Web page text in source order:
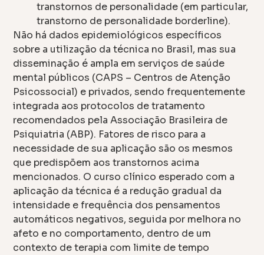
transtornos de personalidade (em particular,
transtorno de personalidade borderline).
Não há dados epidemiológicos específicos
sobre a utilização da técnica no Brasil, mas sua
disseminação é ampla em serviços de saúde
mental públicos (CAPS – Centros de Atenção
Psicossocial) e privados, sendo frequentemente
integrada aos protocolos de tratamento
recomendados pela Associação Brasileira de
Psiquiatria (ABP). Fatores de risco para a
necessidade de sua aplicação são os mesmos
que predispõem aos transtornos acima
mencionados. O curso clínico esperado com a
aplicação da técnica é a redução gradual da
intensidade e frequência dos pensamentos
automáticos negativos, seguida por melhora no
afeto e no comportamento, dentro de um
contexto de terapia com limite de tempo